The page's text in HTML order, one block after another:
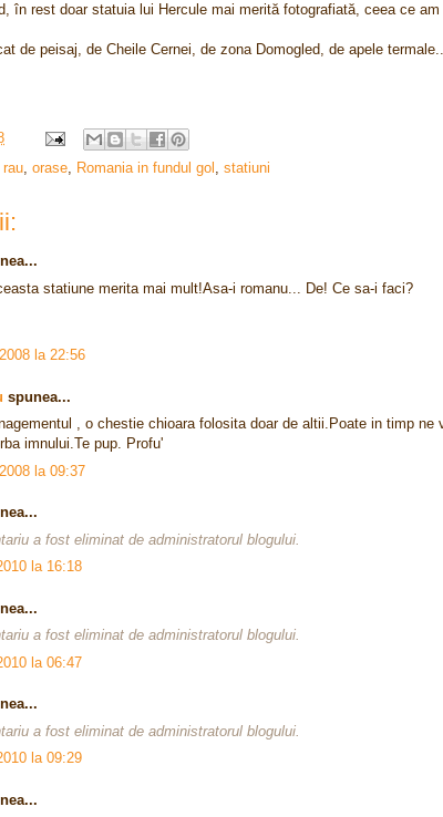
în rest doar statuia lui Hercule mai merită fotografiată, ceea ce
de peisaj, de Cheile Cernei, de zona Domogled, de apele
, orase, Romania in fundul gol , statiuni
statiune merita mai mult!Asa-i romanu... De! Ce sa-i faci?
la 22:56
spunea...
, o chestie chioara folosita doar de altii.Poate in timp ne
imnului.Te pup. Profu'
la 09:37
a fost eliminat de administratorul blogului.
la 16:18
a fost eliminat de administratorul blogului.
la 06:47
a fost eliminat de administratorul blogului.
la 09:29